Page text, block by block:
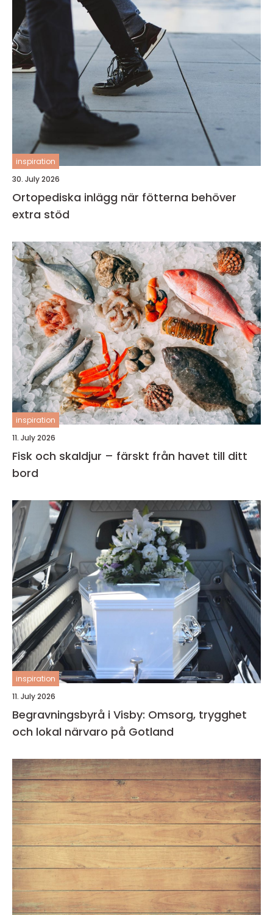
inspiration
30. July 2026
Ortopediska inlägg när fötterna behöver
extra stöd
inspiration
11. July 2026
Fisk och skaldjur – färskt från havet till ditt
bord
inspiration
11. July 2026
Begravningsbyrå i Visby: Omsorg, trygghet
och lokal närvaro på Gotland